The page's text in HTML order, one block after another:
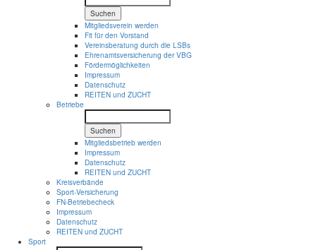
Suchen
Mitgliedsverein werden
Fit für den Vorstand
Vereinsberatung durch die LSBs
Ehrenamtsversicherung der VBG
Fördermöglichkeiten
Impressum
Datenschutz
REITEN und ZUCHT
Betriebe
Suchen
Mitgliedsbetrieb werden
Impressum
Datenschutz
REITEN und ZUCHT
Kreisverbände
Sport-Versicherung
FN-Betriebecheck
Impressum
Datenschutz
REITEN und ZUCHT
Sport